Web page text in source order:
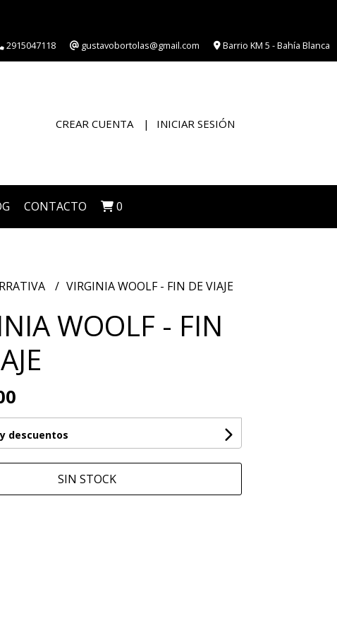
2915047118 gustavobortolas@gmail.com Barrio KM 5 - Bahía Blanca
CREAR CUENTA INICIAR SESIÓN
CONTACTO 0
VIRGINIA WOOLF - FIN DE VIAJE
WOOLF - FIN
descuentos
SIN STOCK